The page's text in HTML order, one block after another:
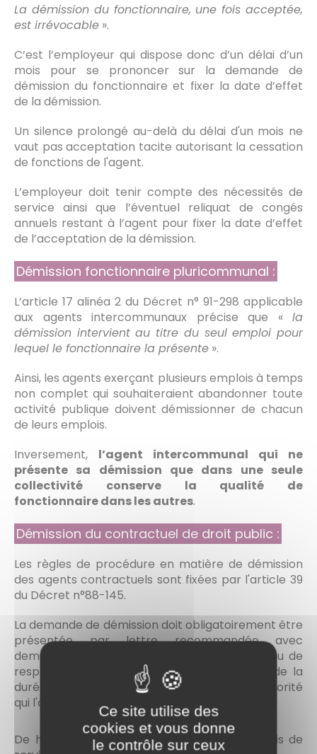
La démission du fonctionnaire, une fois acceptée,
est irrévocable ».
C’est l’employeur qui dispose donc d’un délai d’un
mois pour se prononcer sur la demande de
démission du fonctionnaire et fixer la date d’effet
de la démission.
Un silence prolongé au-delà du délai d'un mois ne
vaut pas acceptation tacite autorisant la cessation
de fonctions de l'agent.
L’employeur doit tenir compte des nécessités de
service ainsi que l’éventuel reliquat de congés
annuels restant à l’agent pour fixer la date d’effet
de l’acceptation de la démission.
Démission fonctionnaire pluricommunal :
L’article 17 alinéa 2 du Décret n° 91-298 applicable
aux agents intercommunaux précise que « la
démission intervient au titre du seul emploi pour
lequel le fonctionnaire la présente ».
Ainsi, les agents exerçant plusieurs emplois à temps
non complet qui souhaiteraient abandonner toute
activité publique doivent démissionner de chacun
de leurs emplois.
Inversement, l’agent intercommunal qui ne
présente sa démission que dans une seule
collectivité conserve la qualité de
fonctionnaire dans les autres.
Démission du contractuel de droit public :
Les règles de procédure en matière de démission
des agents contractuels sont fixées par l'article 39
du Décret n°88-145.
La demande de démission doit obligatoirement être
présentée par lettre recommandée avec
demande d'avis de réception ; l'agent est tenu de
respecter un
préavis, variable en fonction de la
durée de services accomplie auprès de l'autorité
qui l'a recruté :
De huit jours s'il a accompli moins de six mois de
Ce site utilise des
cookies et vous donne
le contrôle sur ceux